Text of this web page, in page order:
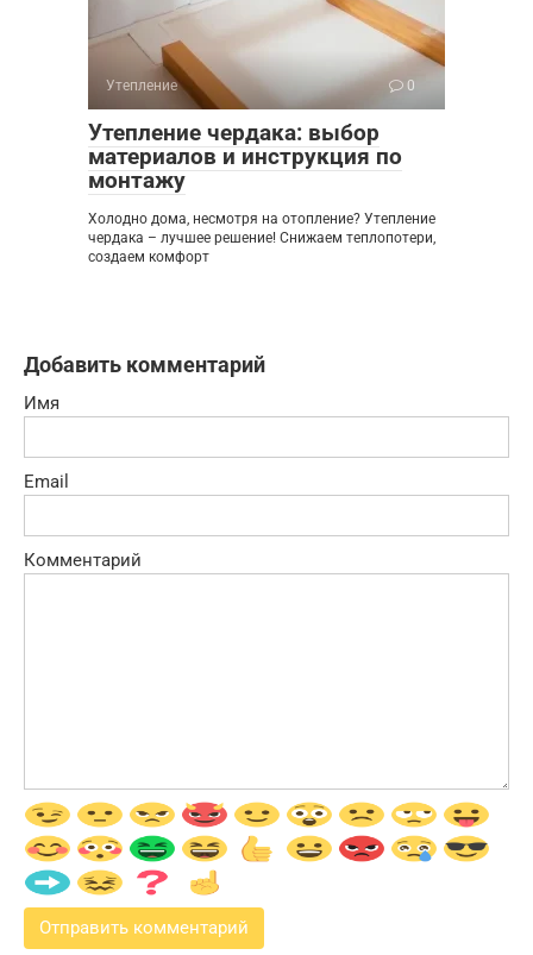
Утепление 0
Утепление чердака: выбор
материалов и инструкция по
монтажу
Холодно дома, несмотря на отопление? Утепление
чердака – лучшее решение! Снижаем теплопотери,
создаем комфорт
Добавить комментарий
Имя
Email
Комментарий